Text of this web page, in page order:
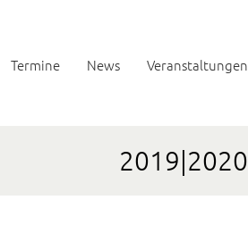
Termine News Veranstaltungen
2019|2020